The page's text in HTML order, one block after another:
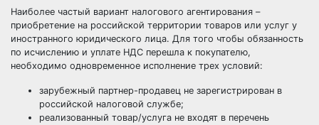
Наиболее частый вариант налогового агентирования –
приобретение на российской территории товаров или услуг у
иностранного юридического лица. Для того чтобы обязанность
по исчислению и уплате НДС перешла к покупателю,
необходимо одновременное исполнение трех условий:
зарубежный партнер-продавец не зарегистрирован в
российской налоговой службе;
реализованный товар/услуга не входят в перечень